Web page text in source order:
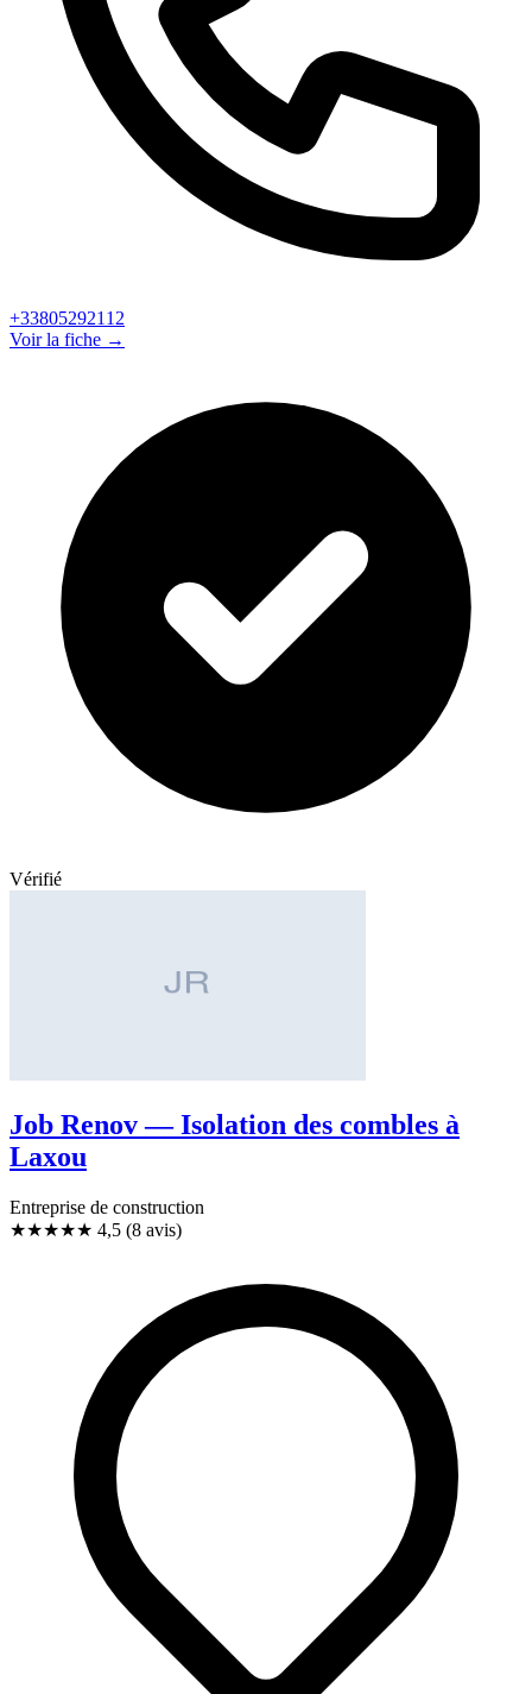
+33805292112
Voir la fiche →
Vérifié
Job Renov — Isolation des combles à
Laxou
Entreprise de construction
★★★★★ 4,5 (8 avis)